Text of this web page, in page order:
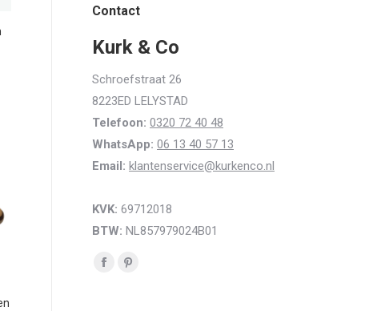
Contact
Kurk & Co
Schroefstraat 26
8223ED LELYSTAD
Telefoon: 0320 72 40 48
WhatsApp: 06 13 40 57 13
Email: klantenservice@kurkenco.nl
KVK: 69712018
BTW: NL857979024B01
Vind ons op:
FacebookPinterest